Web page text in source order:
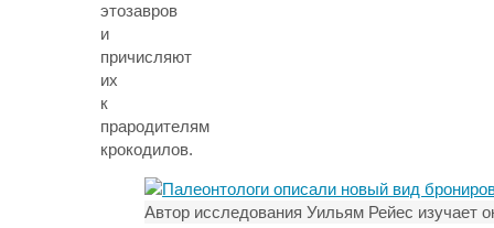
этозавров
и
причисляют
их
к
прародителям
крокодилов.
Автор исследования Уильям Рейес изучает